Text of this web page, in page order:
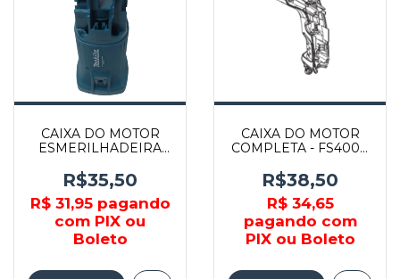
CAIXA DO MOTOR
ESMERILHADEIRA
MAKITA
R$35,50
R$ 31,95pagando
com PIX ou
Boleto
CAIXA DO MOTOR
COMPLETA - FS4000
R$38,50
R$ 34,65
pagando com
PIX ou Boleto